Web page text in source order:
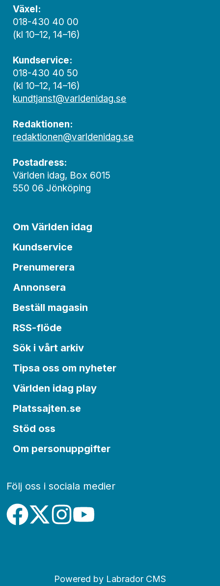
Växel:
018-430 40 00
(kl 10–12, 14–16)
Kundservice:
018-430 40 50
(kl 10–12, 14–16)
kundtjanst@varldenidag.se
Redaktionen:
redaktionen@varldenidag.se
Postadress:
Världen idag, Box 6015
550 06 Jönköping
Om Världen idag
Kundservice
Prenumerera
Annonsera
Beställ magasin
RSS-flöde
Sök i vårt arkiv
Tipsa oss om nyheter
Världen idag play
Platssajten.se
Stöd oss
Om personuppgifter
Följ oss i sociala medier
Powered by Labrador CMS